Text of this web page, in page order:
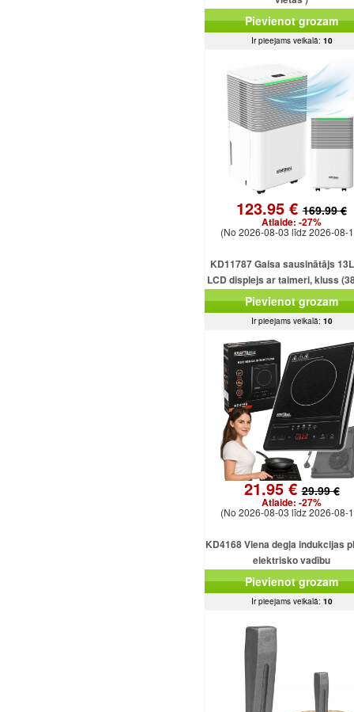
Pievienot grozam
Ir pieejams veikalā: 10
123.95 € 169.99 €
Atlaide: -27%
(No 2026-08-03 līdz 2026-08-
KD11787 Gaisa sausinātājs
LCD displejs ar taimeri, kluss
2,5 l tvertne
Pievienot grozam
Ir pieejams veikalā: 10
21.95 €29.99 €
Atlaide: -27%
(No 2026-08-03 līdz 2026-08-
KD4168 Viena degļa indukcijas
elektrisko vadību
Pievienot grozam
Ir pieejams veikalā: 10